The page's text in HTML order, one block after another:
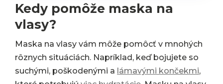
Kedy pomôže maska na
vlasy?
Maska na vlasy vám môže pomôcť v mnohých
rôznych situáciách. Napríklad, keď bojujete so
suchými, poškodenými a lámavými končekmi,